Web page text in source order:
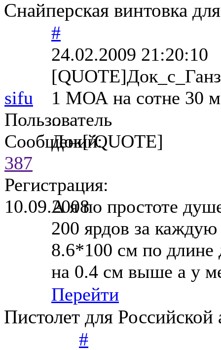
Снайперская винтовка
sifu
Пользователь
Сообщений:
387
Регистрация:
10.09.2008
#
24.02.2009 21:20:10
1 МОА на сотне 30
...
Док[/QUOTE]
А я по простоте
200 ярдов за
8.6*100 см по длине
на 0.4 см выше а у
Перейти
Пистолет для
#